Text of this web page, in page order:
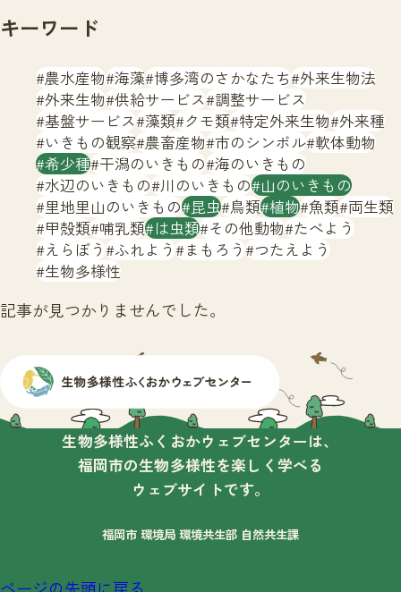
文字サイズ 小 中 大
生物多様性ふくおかウェブセンターとは
サイトマップ
キーワード
農水産物 海藻 博多湾のさかなたち 外来生物法
外来生物 供給サービス 調整サービス
基盤サービス 藻類 クモ類 特定外来生物 外来種
いきもの観察 農畜産物 市のシンボル 軟体動物
希少種 干潟のいきもの 海のいきもの
水辺のいきもの 川のいきもの 山のいきもの
里地里山のいきもの 昆虫 鳥類 植物 魚類 両生類
甲殻類 哺乳類 は虫類 その他動物 たべよう
えらぼう ふれよう まもろう つたえよう
生物多様性
記事が見つかりませんでした。
生物多様性ふくおかウェブセンターは、
福岡市の生物多様性を楽しく学べる
ウェブサイトです。
福岡市 環境局 環境共生部 自然共生課